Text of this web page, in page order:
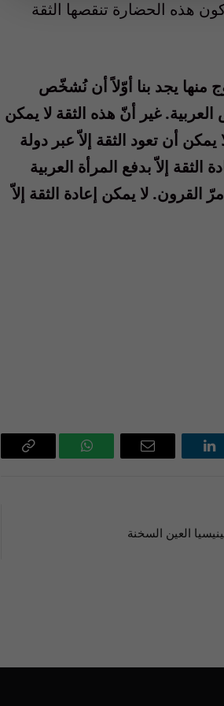
هذه الحضارة تنقصها الثقة
منها يجد بنا أوّلاً أن نُشخّص
غير أنّ هذه الثقة لا يمكن
يمكن أن تعود الثقة إلاّ عبر دولة
إلاّ بدفع المرأة العربية
لا يمكن إعادة الثقة إلاّ
لينكدإن
البريد
واتساب
Copy
العين السخنة